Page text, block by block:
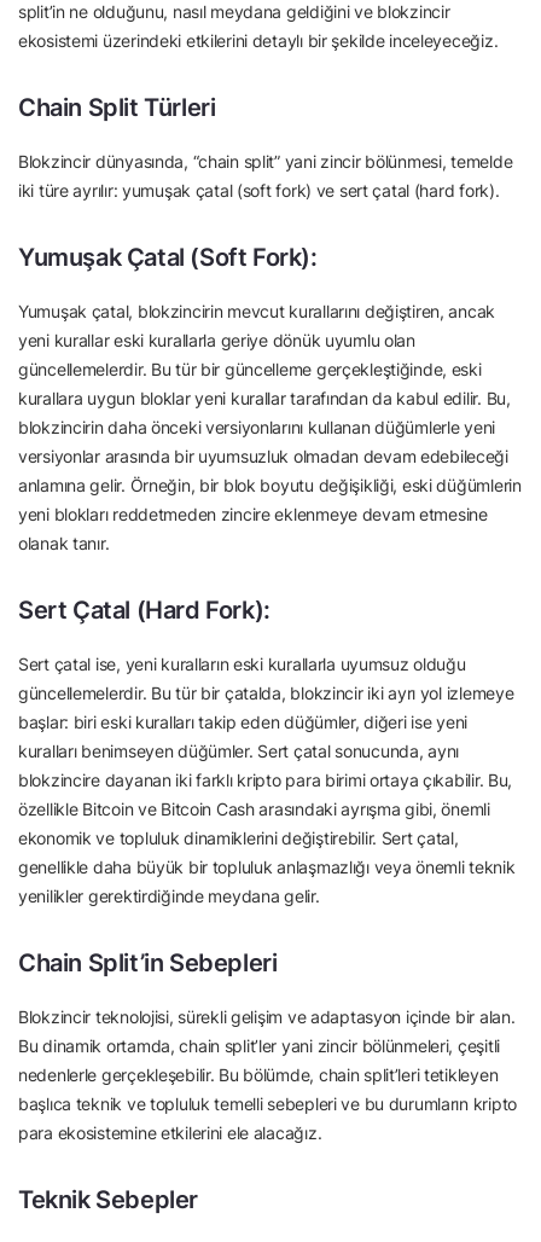
split’in ne olduğunu, nasıl meydana geldiğini ve blokzincir
ekosistemi üzerindeki etkilerini detaylı bir şekilde inceleyeceğiz.
Chain Split Türleri
Blokzincir dünyasında, “chain split” yani zincir bölünmesi, temelde
iki türe ayrılır: yumuşak çatal (soft fork) ve sert çatal (hard fork).
Yumuşak Çatal (Soft Fork):
Yumuşak çatal, blokzincirin mevcut kurallarını değiştiren, ancak
yeni kurallar eski kurallarla geriye dönük uyumlu olan
güncellemelerdir. Bu tür bir güncelleme gerçekleştiğinde, eski
kurallara uygun bloklar yeni kurallar tarafından da kabul edilir. Bu,
blokzincirin daha önceki versiyonlarını kullanan düğümlerle yeni
versiyonlar arasında bir uyumsuzluk olmadan devam edebileceği
anlamına gelir. Örneğin, bir blok boyutu değişikliği, eski düğümlerin
yeni blokları reddetmeden zincire eklenmeye devam etmesine
olanak tanır.
Sert Çatal (Hard Fork):
Sert çatal ise, yeni kuralların eski kurallarla uyumsuz olduğu
güncellemelerdir. Bu tür bir çatalda, blokzincir iki ayrı yol izlemeye
başlar: biri eski kuralları takip eden düğümler, diğeri ise yeni
kuralları benimseyen düğümler. Sert çatal sonucunda, aynı
blokzincire dayanan iki farklı kripto para birimi ortaya çıkabilir. Bu,
özellikle Bitcoin ve Bitcoin Cash arasındaki ayrışma gibi, önemli
ekonomik ve topluluk dinamiklerini değiştirebilir. Sert çatal,
genellikle daha büyük bir topluluk anlaşmazlığı veya önemli teknik
yenilikler gerektirdiğinde meydana gelir.
Chain Split’in Sebepleri
Blokzincir teknolojisi, sürekli gelişim ve adaptasyon içinde bir alan.
Bu dinamik ortamda, chain split’ler yani zincir bölünmeleri, çeşitli
nedenlerle gerçekleşebilir. Bu bölümde, chain split’leri tetikleyen
başlıca teknik ve topluluk temelli sebepleri ve bu durumların kripto
para ekosistemine etkilerini ele alacağız.
Teknik Sebepler